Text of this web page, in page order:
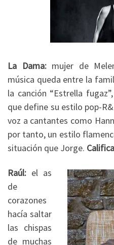
La Dama: mujer de
música queda entre la
la canción “Estrella
que define su estilo pop-
voz a cantantes como
por tanto, un estilo
situación que Jorge.
Raúl: el as
de
corazones
hacía saltar
las chispas
de muchas